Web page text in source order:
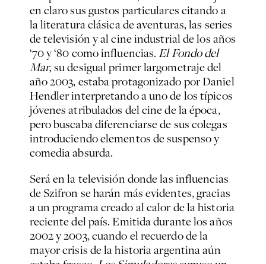
en claro sus gustos particulares citando a
la literatura clásica de aventuras, las series
de televisión y al cine industrial de los años
‘70 y ‘80 como influencias.El Fondo del
Mar, su desigual primer largometraje del
año 2003, estaba protagonizado por Daniel
Hendler interpretando a uno de los típicos
jóvenes atribulados del cine de la época,
pero buscaba diferenciarse de sus colegas
introduciendo elementos de suspenso y
comedia absurda.
Será en la televisión donde las influencias
de Szifron se harán más evidentes, gracias
a un programa creado al calor de la historia
reciente del país. Emitida durante los años
2002 y 2003, cuando el recuerdo de la
mayor crisis de la historia argentina aún